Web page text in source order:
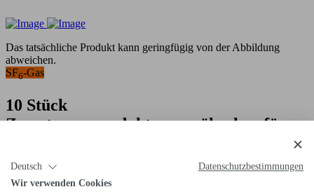
Das tatsächliche Produkt kann geringfügig von der Abbildung
abweichen.
SF6-Gas
10 Stück
Zersetzungsproduktemessröhrchen für
Messbereich 50 bis 500 ppmVBenötigt
werden Gasprobenbeutel mit 1 l Volumen
Deutsch
Datenschutzbestimmungen
Wir verwenden Cookies